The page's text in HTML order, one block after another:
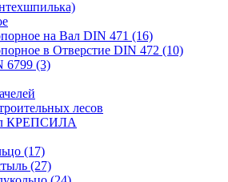
на Вал DIN 471 (16)
в Отверстие DIN 472 (10)
6799 (3)
лесов
КРЕПСИЛА
(17)
(27)